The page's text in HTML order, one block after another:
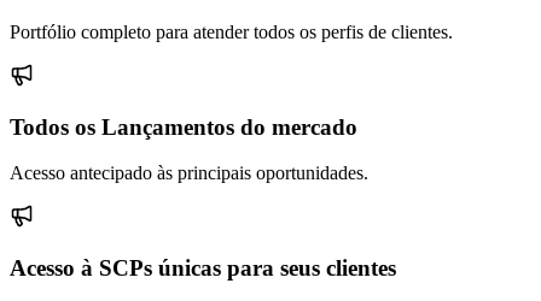
Portfólio completo para atender todos os perfis de clientes.
Todos os Lançamentos do mercado
Acesso antecipado às principais oportunidades.
Acesso à SCPs únicas para seus clientes